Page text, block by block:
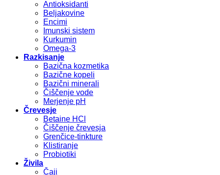
Antioksidanti
Beljakovine
Encimi
Imunski sistem
Kurkumin
Omega-3
Razkisanje
Bazična kozmetika
Bazične kopeli
Bazični minerali
Čiščenje vode
Merjenje pH
Črevesje
Betaine HCl
Čiščenje črevesja
Grenčice-tinkture
Klistiranje
Probiotiki
Živila
Čaji